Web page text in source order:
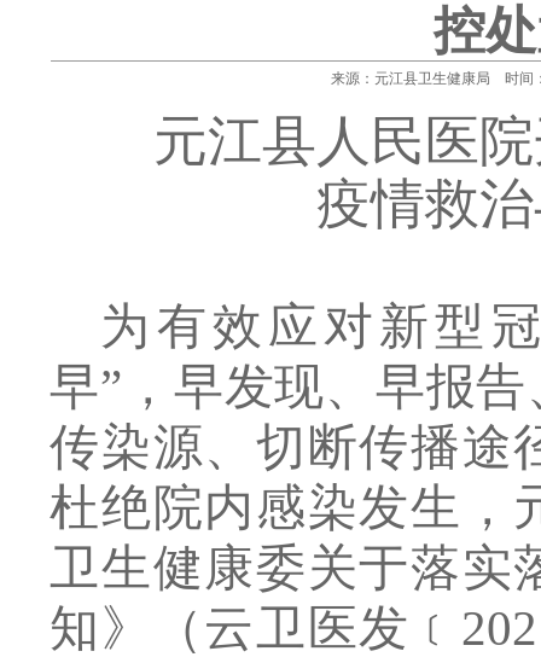
控
来源：元江县卫生健康局 时间
元江县人民医
疫情救
为有效 应对新型
早” ，早发现、早报
传染源、切断传播途
杜绝院内感染发生，
卫生健康委关于落实
知》
（云卫医发﹝